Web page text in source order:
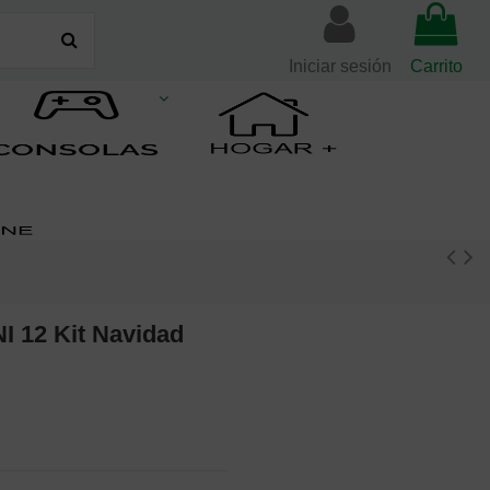
Iniciar sesión Carrito
12 Kit Navidad